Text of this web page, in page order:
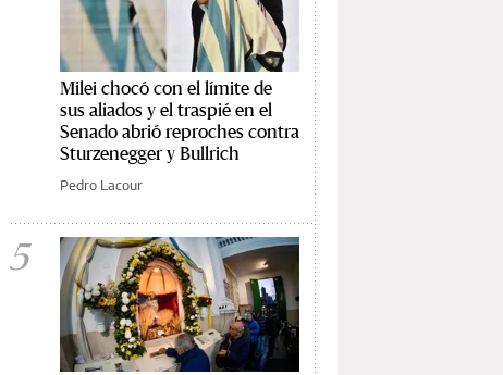
Milei chocó con el límite de
sus aliados y el traspié en el
Senado abrió reproches contra
Sturzenegger y Bullrich
Pedro Lacour
5